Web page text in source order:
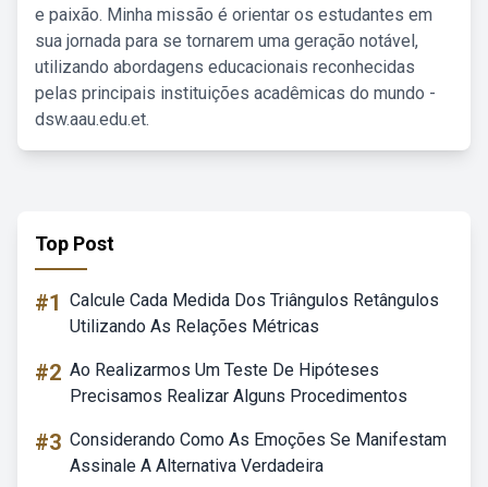
e paixão. Minha missão é orientar os estudantes em
sua jornada para se tornarem uma geração notável,
utilizando abordagens educacionais reconhecidas
pelas principais instituições acadêmicas do mundo -
dsw.aau.edu.et.
Top Post
#1 Calcule Cada Medida Dos Triângulos Retângulos
Utilizando As Relações Métricas
#2 Ao Realizarmos Um Teste De Hipóteses
Precisamos Realizar Alguns Procedimentos
#3 Considerando Como As Emoções Se Manifestam
Assinale A Alternativa Verdadeira